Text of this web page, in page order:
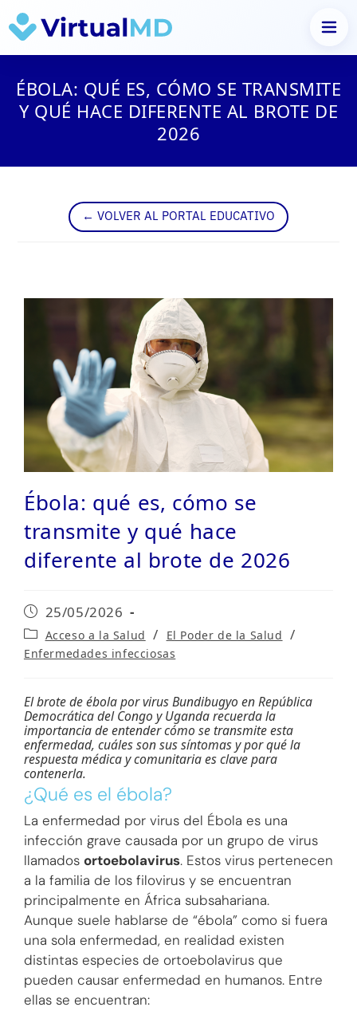
contenido
ÉBOLA: QUÉ ES, CÓMO SE TRANSMITE
Y QUÉ HACE DIFERENTE AL BROTE DE
2026
← VOLVER AL PORTAL EDUCATIVO
Ébola: qué es, cómo se
transmite y qué hace
diferente al brote de 2026
Publicación
de
la
entrada:
25/05/2026
Categoría
de
la
Acceso a la Salud / El Poder de la Salud /
Enfermedades infecciosas
El brote de ébola por virus Bundibugyo en República
Democrática del Congo y Uganda recuerda la
importancia de entender cómo se transmite esta
enfermedad, cuáles son sus síntomas y por qué la
respuesta médica y comunitaria es clave para
contenerla.
¿Qué es el ébola?
La enfermedad por virus del Ébola es una
infección grave causada por un grupo de virus
llamados ortoebolavirus. Estos virus pertenecen
a la familia de los filovirus y se encuentran
principalmente en África subsahariana.
Aunque suele hablarse de “ébola” como si fuera
una sola enfermedad, en realidad existen
distintas especies de ortoebolavirus que
pueden causar enfermedad en humanos. Entre
ellas se encuentran: